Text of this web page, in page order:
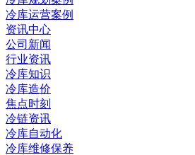
冷库运营案例
资讯中心
公司新闻
行业资讯
冷库知识
冷库造价
焦点时刻
冷链资讯
冷库自动化
冷库维修保养